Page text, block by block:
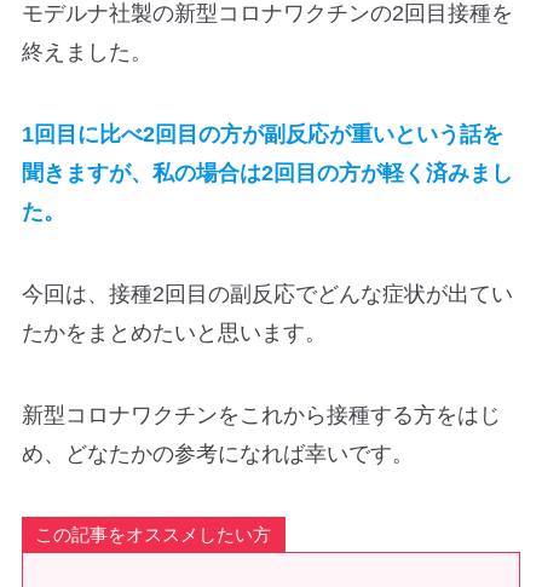
モデルナ社製の新型コロナワクチンの2回目接種を
終えました。
1回目に比べ2回目の方が副反応が重いという話を
聞きますが、私の場合は2回目の方が軽く済みまし
た。
今回は、接種2回目の副反応でどんな症状が出てい
たかをまとめたいと思います。
新型コロナワクチンをこれから接種する方をはじ
め、どなたかの参考になれば幸いです。
この記事をオススメしたい方